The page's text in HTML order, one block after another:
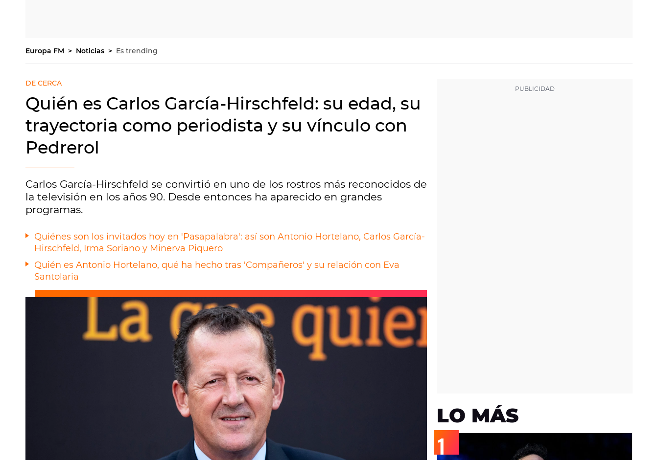
Europa FM Noticias Es trending
DE CERCA
Quién es Carlos García-Hirschfeld: su edad, su
trayectoria como periodista y su vínculo con
Pedrerol
Carlos García-Hirschfeld se convirtió en uno de los rostros más reconocidos de
la televisión en los años 90. Desde entonces ha aparecido en grandes
programas.
Quiénes son los invitados hoy en 'Pasapalabra': así son Antonio Hortelano, Carlos García-
Hirschfeld, Irma Soriano y Minerva Piquero
Quién es Antonio Hortelano, qué ha hecho tras 'Compañeros' y su relación con Eva
Santolaria
LO MÁS